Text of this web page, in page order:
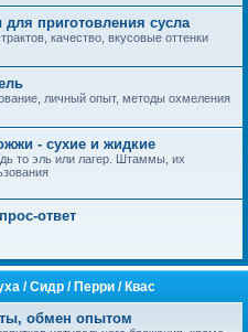
приготовления сусла
качество, вкусовые оттенки
личный опыт, методы охмеления
- сухие и жидкие
то эль или лагер. Штаммы, их
ответ
/ Сидр / Перри / Квас
обмен опытом